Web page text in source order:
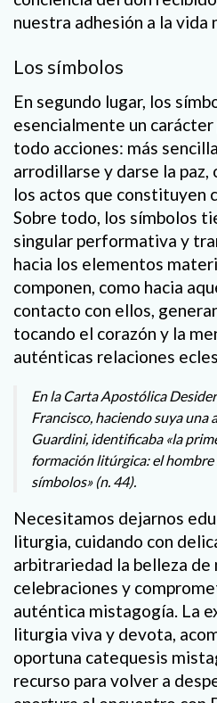
nuestra adhesión a la vida
Los símbolos
En segundo lugar, los
esencialmente un
todo acciones: más
arrodillarse y darse la paz,
los actos que constituyen
Sobre todo, los símbolos
singular performativa y
hacia los elementos
componen, como hacia
contacto con ellos,
tocando el corazón y la
auténticas relaciones
En la Carta Apostólica
Francisco, haciendo suya una
Guardini, identificaba «la
formación litúrgica: el hombre
símbolos» (n. 44).
Necesitamos dejarnos
liturgia, cuidando con
arbitrariedad la belleza de
celebraciones y
auténtica mistagogía. La
liturgia viva y devota,
oportuna catequesis
recurso para volver a